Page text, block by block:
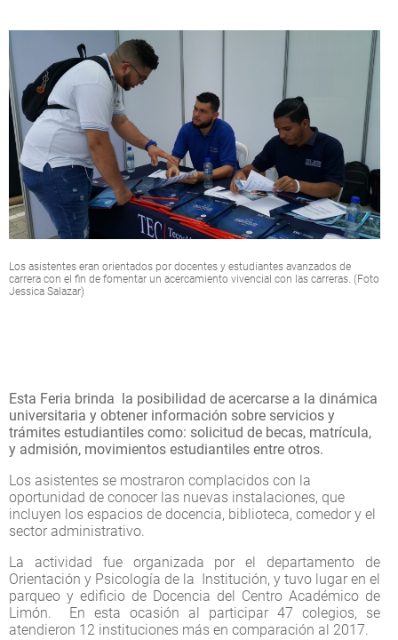
Los asistentes eran orientados por docentes y estudiantes avanzados de
carrera con el fin de fomentar un acercamiento vivencial con las carreras. (Foto
Jessica Salazar)
Esta Feria brinda la posibilidad de acercarse a la dinámica
universitaria y obtener información sobre servicios y
trámites estudiantiles como: solicitud de becas, matrícula,
y admisión, movimientos estudiantiles entre otros.
Los asistentes se mostraron complacidos con la
oportunidad de conocer las nuevas instalaciones, que
incluyen los espacios de docencia, biblioteca, comedor y el
sector administrativo.
La actividad fue organizada por el departamento de
Orientación y Psicología de la Institución, y tuvo lugar en el
parqueo y edificio de Docencia del Centro Académico de
Limón. En esta ocasión al participar 47 colegios, se
atendieron 12 instituciones más en comparación al 2017.